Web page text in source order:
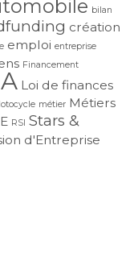
bilan
création
emploi entreprise
Financement
Loi de finances
métier Métiers
RSI Stars &
d'Entreprise